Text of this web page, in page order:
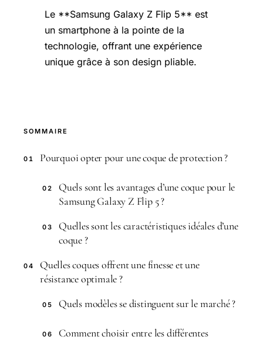
Le **Samsung Galaxy Z Flip 5** est
un smartphone à la pointe de la
technologie, offrant une expérience
unique grâce à son design pliable.
SOMMAIRE
01 Pourquoi opter pour une coque de protection ?
02
Quels sont les avantages d’une coque pour le
Samsung Galaxy Z Flip 5 ?
03
Quelles sont les caractéristiques idéales d’une
coque ?
04
Quelles coques offrent une finesse et une
résistance optimale ?
05 Quels modèles se distinguent sur le marché ?
06
Comment choisir entre les différentes